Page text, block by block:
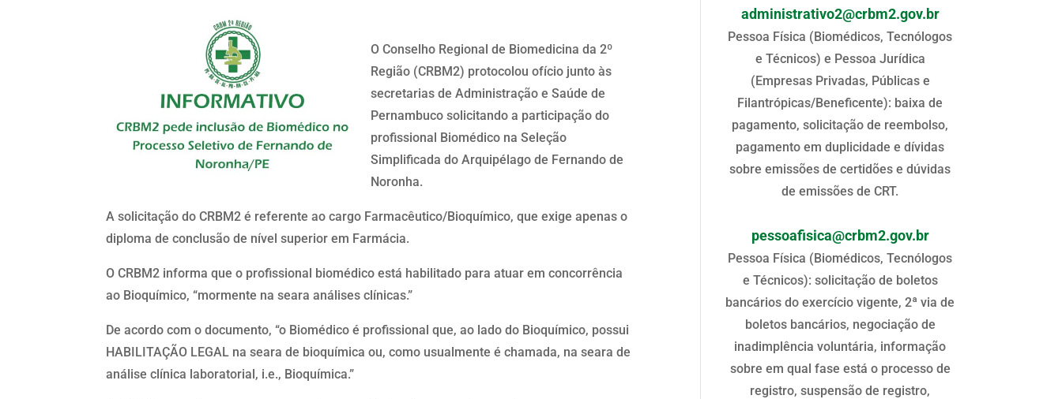
O Conselho Regional de Biomedicina da 2º
Região (CRBM2) protocolou ofício junto às
secretarias de Administração e Saúde de
Pernambuco solicitando a participação do
profissional Biomédico na Seleção
Simplificada do Arquipélago de Fernando de
Noronha.
A solicitação do CRBM2 é referente ao cargo Farmacêutico/Bioquímico, que exige apenas o
diploma de conclusão de nível superior em Farmácia.
O CRBM2 informa que o profissional biomédico está habilitado para atuar em concorrência
ao Bioquímico, “mormente na seara análises clínicas.”
De acordo com o documento, “o Biomédico é profissional que, ao lado do Bioquímico, possui
HABILITAÇÃO LEGAL na seara de bioquímica ou, como usualmente é chamada, na seara de
análise clínica laboratorial, i.e., Bioquímica.”
administrativo2@crbm2.gov.br
Pessoa Física (Biomédicos, Tecnólogos
e Técnicos) e Pessoa Jurídica
(Empresas Privadas, Públicas e
Filantrópicas/Beneficente): baixa de
pagamento, solicitação de reembolso,
pagamento em duplicidade e dívidas
sobre emissões de certidões e dúvidas
de emissões de CRT.
pessoafisica@crbm2.gov.br
Pessoa Física (Biomédicos, Tecnólogos
e Técnicos): solicitação de boletos
bancários do exercício vigente, 2ª via de
boletos bancários, negociação de
inadimplência voluntária, informação
sobre em qual fase está o processo de
registro, suspensão de registro,